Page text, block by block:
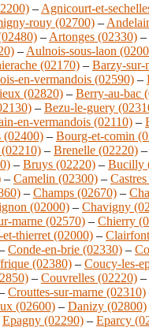
– Agnicourt-et-
rouy (02700) –
– Artonges (02330) –
– Aulnois-sous-laon
(02170) – Barzy-sur-
en-vermandois (02590) –
(02820) – Berry-au-bac
– Bezu-le-guery
en-vermandois (02110) –
(02400) – Bourg-et-comin
– Brenelle (02220) –
– Bruys (02220) – Bucilly
– Camelin (02300) –
– Champs (02670) –
(02000) – Chavigny
marne (02570) – Chierry
thierret (02000) –
Conde-en-brie (02330) –
(02380) – Coucy-les-
– Couvrelles (02220) –
Crouttes-sur-marne (02310)
(02600) – Danizy (02800)
Epagny (02290) – Eparcy